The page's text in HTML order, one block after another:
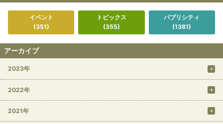
イベント
(351)
トピックス
(355)
パブリシティ
(1381)
アーカイブ
2023年
2022年
2021年